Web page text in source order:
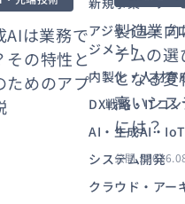
AIは業務で
その特性と
ためのアプ
製造業向
テムの選
となる
高いシス
には？
公開 :
アジャイル・プ
ジメント
内製化・人材育
DX戦略・ITコ
AI・生成AI・
システム開発
クラウド・アー